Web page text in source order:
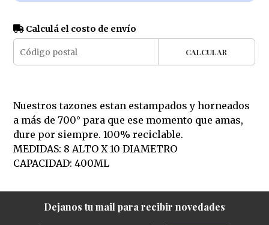
Calculá el costo de envío
CALCULAR
Nuestros tazones estan estampados y horneados
a más de 700° para que ese momento que amas,
dure por siempre. 100% reciclable.
MEDIDAS: 8 ALTO X 10 DIAMETRO
CAPACIDAD: 400ML
Dejanos tu mail para recibir novedades